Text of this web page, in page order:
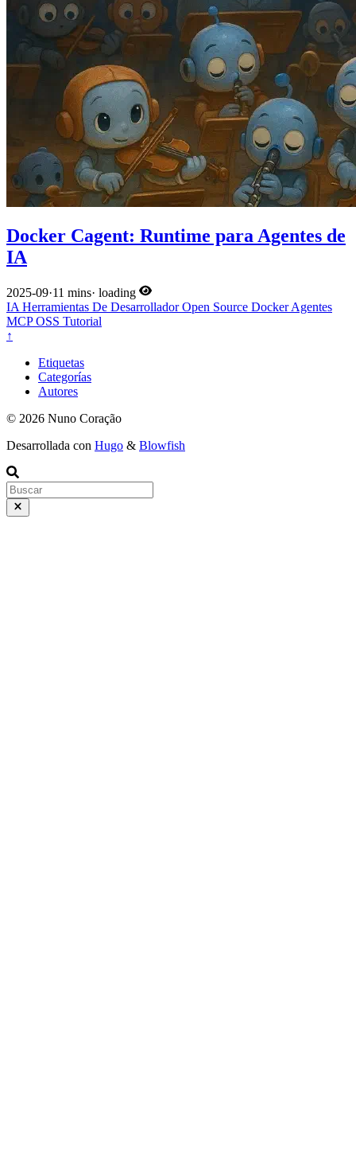
Docker Cagent: Runtime para Agentes de
IA
2025-09·11 mins· loading
IA Herramientas De DesarrolladorOpen Source DockerAgentes
MCPOSS Tutorial
↑
Etiquetas
Categorías
Autores
© 2026 Nuno Coração
Desarrollada con Hugo & Blowfish